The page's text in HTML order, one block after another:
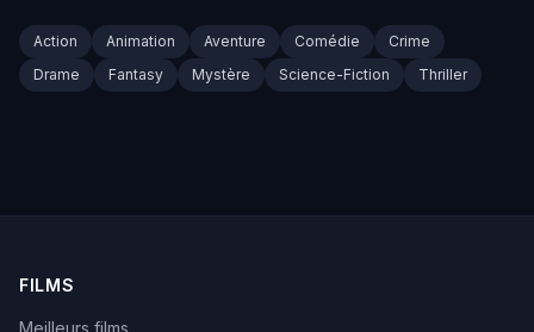
Action Animation Aventure Comédie
Crime
Drame
Fantasy Mystère Science-Fiction Thriller
FILMS
Meilleurs films